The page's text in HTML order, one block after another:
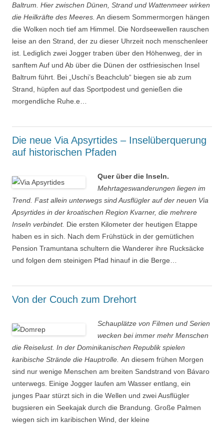
Baltrum. Hier zwischen Dünen, Strand und Wattenmeer wirken
die Heilkräfte des Meeres. An diesem Sommermorgen hängen
die Wolken noch tief am Himmel. Die Nordseewellen rauschen
leise an den Strand, der zu dieser Uhrzeit noch menschenleer
ist. Lediglich zwei Jogger traben über den Höhenweg, der in
sanftem Auf und Ab über die Dünen der ostfriesischen Insel
Baltrum führt. Bei „Uschi’s Beachclub“ biegen sie ab zum
Strand, hüpfen auf das Sportpodest und genießen die
morgendliche Ruhe.e…
Die neue Via Apsyrtides – Inselüberquerung
auf historischen Pfaden
Quer über die Inseln.
Mehrtageswanderungen liegen im
Trend. Fast allein unterwegs sind Ausflügler auf der neuen Via
Apsyrtides in der kroatischen Region Kvarner, die mehrere
Inseln verbindet. Die ersten Kilometer der heutigen Etappe
haben es in sich. Nach dem Frühstück in der gemütlichen
Pension Tramuntana schultern die Wanderer ihre Rucksäcke
und folgen dem steinigen Pfad hinauf in die Berge…
Von der Couch zum Drehort
Schauplätze von Filmen und Serien
wecken bei immer mehr Menschen
die Reiselust. In der Dominikanischen Republik spielen
karibische Strände die Hauptrolle. An diesem frühen Morgen
sind nur wenige Menschen am breiten Sandstrand von Bávaro
unterwegs. Einige Jogger laufen am Wasser entlang, ein
junges Paar stürzt sich in die Wellen und zwei Ausflügler
bugsieren ein Seekajak durch die Brandung. Große Palmen
wiegen sich im karibischen Wind, der kleine